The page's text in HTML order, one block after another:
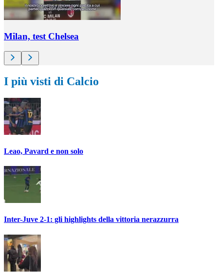
Milan, test Chelsea
I più visti di Calcio
Leao, Pavard e non solo
Inter-Juve 2-1: gli highlights della vittoria nerazzurra